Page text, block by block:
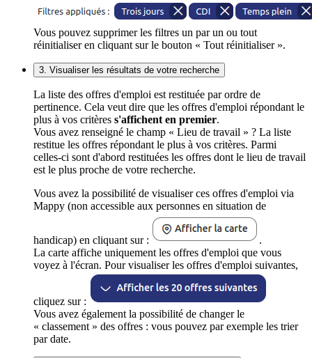
Vous pouvez supprimer les filtres un par un ou tout
réinitialiser en cliquant sur le bouton « Tout réinitialiser ».
3. Visualiser les résultats de votre recherche
La liste des offres d'emploi est restituée par ordre de
pertinence. Cela veut dire que les offres d'emploi répondant le
plus à vos critères s'affichent en premier.
Vous avez renseigné le champ « Lieu de travail » ? La liste
restitue les offres répondant le plus à vos critères. Parmi
celles-ci sont d'abord restituées les offres dont le lieu de travail
est le plus proche de votre recherche.
Vous avez la possibilité de visualiser ces offres d'emploi via
Mappy (non accessible aux personnes en situation de
handicap) en cliquant sur :
.
La carte affiche uniquement les offres d'emploi que vous
voyez à l'écran. Pour visualiser les offres d'emploi suivantes,
cliquez sur :
Vous avez également la possibilité de changer le
« classement » des offres : vous pouvez par exemple les trier
par date.